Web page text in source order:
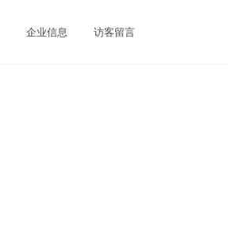
企业信息 访客留言